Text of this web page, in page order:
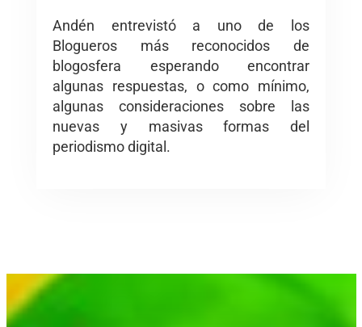
Andén entrevistó a uno de los
Blogueros más reconocidos de
blogosfera esperando encontrar
algunas respuestas, o como mínimo,
algunas consideraciones sobre las
nuevas y masivas formas del
periodismo digital.